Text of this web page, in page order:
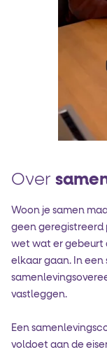
Over
Woon je samen
geen geregistreerd
wet wat er gebeurt
elkaar gaan. In
vastleggen.
Een
voldoet aan de